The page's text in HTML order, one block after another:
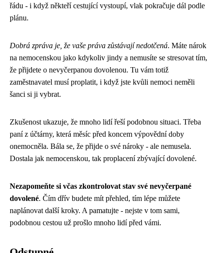
řádu - i když někteří cestující vystoupí, vlak pokračuje dál podle
plánu.
Dobrá zpráva je, že vaše práva zůstávají nedotčená. Máte nárok
na nemocenskou jako kdykoliv jindy a nemusíte se stresovat tím,
že přijdete o nevyčerpanou dovolenou. Tu vám totiž
zaměstnavatel musí proplatit, i když jste kvůli nemoci neměli
šanci si ji vybrat.
Zkušenost ukazuje, že mnoho lidí řeší podobnou situaci. Třeba
paní z účtárny, která měsíc před koncem výpovědní doby
onemocněla. Bála se, že přijde o své nároky - ale nemusela.
Dostala jak nemocenskou, tak proplacení zbývající dovolené.
Nezapomeňte si včas zkontrolovat stav své nevyčerpané
dovolené. Čím dřív budete mít přehled, tím lépe můžete
naplánovat další kroky. A pamatujte - nejste v tom sami,
podobnou cestou už prošlo mnoho lidí před vámi.